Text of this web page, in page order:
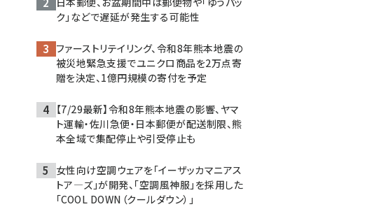
ク」などで遅延が発生する可能性
ファーストリテイリング、令和8年熊本地震の
被災地緊急支援でユニクロ商品を2万点寄
贈を決定、1億円規模の寄付を予定
【7/29最新】令和8年熊本地震の影響、ヤマ
ト運輸・佐川急便・日本郵便が配送制限、熊
本全域で集配停止や引受停止も
女性向け空調ウェアを「イーザッカマニアス
トア―ズ」が開発、「空調風神服」を採用した
「COOL DOWN（クールダウン）」